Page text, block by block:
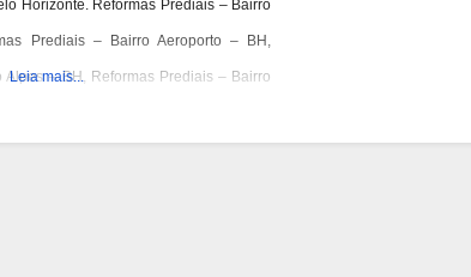
Horizonte. Reformas Prediais – Bairro
Prediais – Bairro Aeroporto – BH,
Alpes – BH, Reformas Prediais – Bairro
Leia mais...